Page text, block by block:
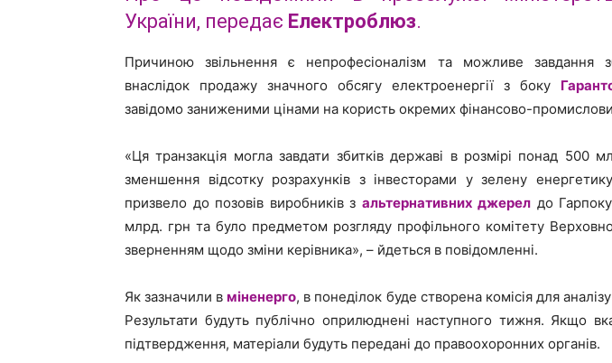
України, передає Електроблюз.
Причиною звільнення є непрофесіоналізм та можливе завдання
внаслідок продажу значного обсягу електроенергії з боку
завідомо заниженими цінами на користь окремих фінансово-
«Ця транзакція могла завдати збитків державі в розмірі понад 500
зменшення відсотку розрахунків з інвесторами у зелену
призвело до позовів виробників з альтернативних джерел до
млрд. грн та було предметом розгляду профільного комітету
зверненням щодо зміни керівника», – йдеться в повідомленні.
Як зазначили вміненерго, в понеділок буде створена комісія для
Результати будуть публічно оприлюднені наступного тижня. Якщо
підтвердження, матеріали будуть передані до правоохоронних органів.